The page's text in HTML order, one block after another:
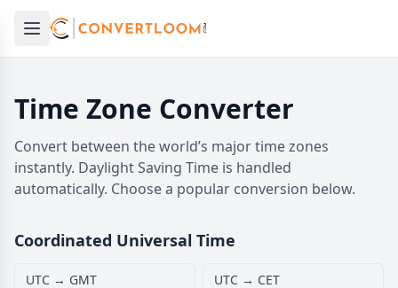
Open main menu
menu
Time Zone Converter
Convert between the world’s major time zones
instantly. Daylight Saving Time is handled
automatically. Choose a popular conversion below.
Coordinated Universal Time
UTC → GMT UTC → CET